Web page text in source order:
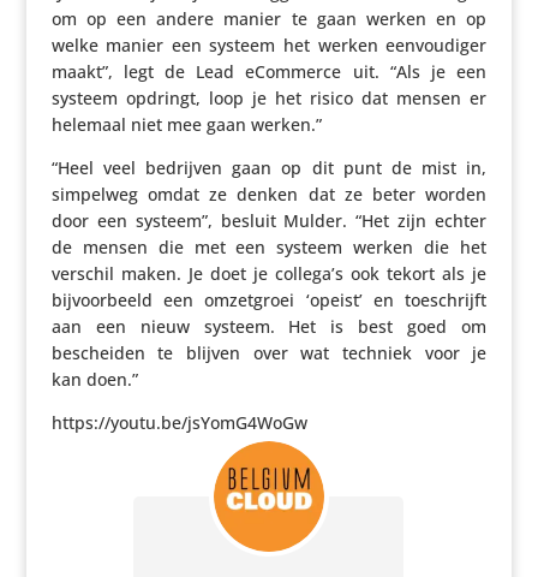
om op een andere manier te gaan werken en op
welke manier een systeem het werken eenvou­diger
maakt”, legt de Lead eCommerce uit. “Als je een
systeem opdringt, loop je het risico dat mensen er
helemaal niet mee gaan werken.”
“Heel veel bedrijven gaan op dit punt de mist in,
simpelweg omdat ze denken dat ze beter worden
door een systeem”, besluit Mulder. “Het zijn echter
de mensen die met een systeem werken die het
verschil maken. Je doet je collega’s ook tekort als je
bijvoor­beeld een omzet­groei ‘opeist’ en toeschrijft
aan een nieuw systeem. Het is best goed om
bescheiden te blijven over wat techniek voor je
kan doen.”
https://​youtu​.be/​j​s​Y​o​m​G​4​WoGw